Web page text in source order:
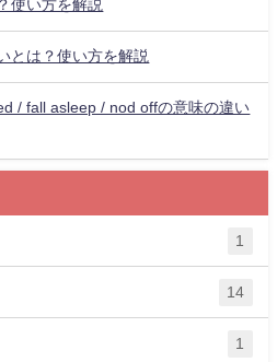
使い方を解説
とは？使い方を解説
/ fall asleep / nod offの意味の違い
1
14
1